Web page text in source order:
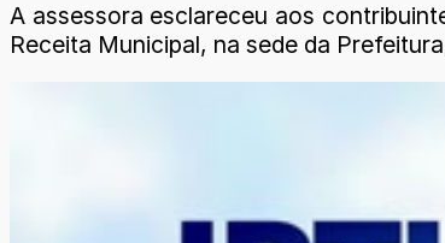
A assessora esclareceu aos
Receita Municipal, na sede da